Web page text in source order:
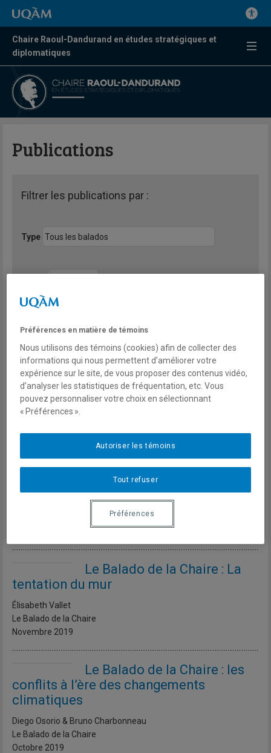
Chaire Raoul-Dandurand en études stratégiques et
diplomatiques
Publications
Filtrer les publications par :
Type
Le Balado de la Chaire :
Climate Change, Migration and the
Expansion of U.S Border
Todd Miller
Le Balado de la Chaire
Décembre 2019
Le Balado de la Chaire :
L’état des lieux des relations canado-
Christopher Sands & Frédérick Gagnon
Le Balado de la Chaire : La
tentation du mur
Élisabeth Vallet
Le Balado de la Chaire
Novembre 2019
Le Balado de la Chaire : les
conflits à l’ère des changements
climatiques
Diego Osorio & Bruno Charbonneau
Le Balado de la Chaire
Octobre 2019
Préférences en matière de témoins
Nous utilisons des témoins (cookies) afin de collecter des
informations qui nous permettent d’améliorer votre
expérience sur le site, de vous proposer des contenus vidéo,
d’analyser les statistiques de fréquentation, etc. Vous
pouvez personnaliser votre choix en sélectionnant
« Préférences ».
Tout refuser
Autoriser les témoins
Préférences